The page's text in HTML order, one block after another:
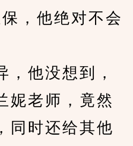
，他绝对不会
他没想到，
妮老师，竟然
同时还给其他